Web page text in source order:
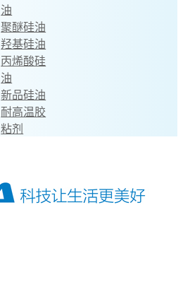
油
聚醚硅油
羟基硅油
丙烯酸硅
油
新品硅油
耐高温胶
粘剂